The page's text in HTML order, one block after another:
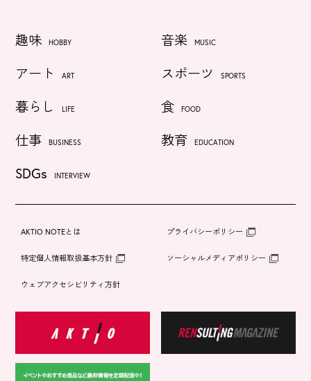
趣味 HOBBY 音楽 MUSIC
アート ART スポーツ SPORTS
暮らし LIFE 食 FOOD
仕事 BUSINESS 教育 EDUCATION
SDGs INTERVIEW
AKTIO NOTEとは プライバシーポリシー
特定個人情報取扱基本方針 ソーシャルメディアポリシー
ウェブアクセシビリティ方針